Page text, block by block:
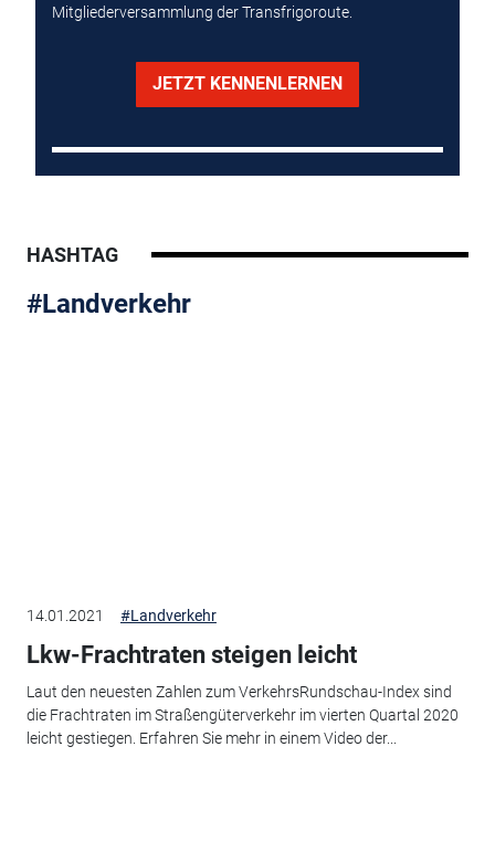
Mitgliederversammlung der Transfrigoroute.
JETZT KENNENLERNEN
HASHTAG
#Landverkehr
14.01.2021 #Landverkehr
Lkw-Frachtraten steigen leicht
Laut den neuesten Zahlen zum VerkehrsRundschau-Index sind
die Frachtraten im Straßengüterverkehr im vierten Quartal 2020
leicht gestiegen. Erfahren Sie mehr in einem Video der...